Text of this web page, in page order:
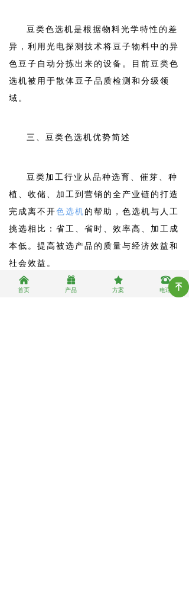
豆类色选机是根据物料光学特性的差
异，利用光电探测技术将豆子物料中的异
色豆子自动分拣出来的设备。目前豆类色
选机被用于散体豆子品质检测和分级领
域。
三、豆类色选机优势简述
豆类加工行业从品种选育、催芽、种
植、收储、加工到营销的全产业链的打造
完成离不开色选机 的帮助，色选机与人工
挑选相比：省工、省时、效率高、加工成
本低。提高被选产品的质量与经济效益和
社会效益。
낀
首页
끣
产品
끄
方案
뀰
电话 녠